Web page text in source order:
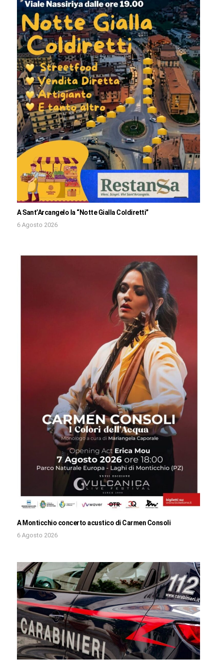
A Sant’Arcangelo la “Notte Gialla Coldiretti”
6 Agosto 2026
A Monticchio concerto acustico di Carmen Consoli
6 Agosto 2026